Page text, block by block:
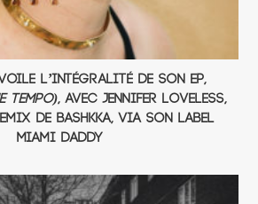
l’intégralité de son EP,
Tempo), avec Jennifer Loveless,
de BASHKKA, via son label
Miami Daddy